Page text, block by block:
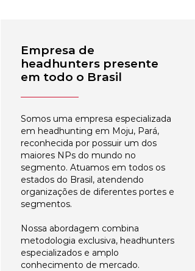
Empresa de
headhunters presente
em todo o Brasil
Somos uma empresa especializada
em headhunting em Moju, Pará,
reconhecida por possuir um dos
maiores NPs do mundo no
segmento. Atuamos em todos os
estados do Brasil, atendendo
organizações de diferentes portes e
segmentos.
Nossa abordagem combina
metodologia exclusiva, headhunters
especializados e amplo
conhecimento de mercado.